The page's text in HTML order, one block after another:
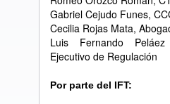
Gabriel Cejudo Funes,
Cecilia Rojas Mata,
Luis Fernando
Ejecutivo de Regulación
Por parte del IFT: